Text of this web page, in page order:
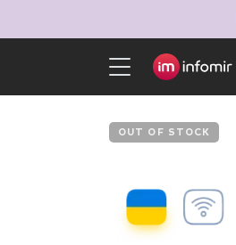
OUT OF STOCK